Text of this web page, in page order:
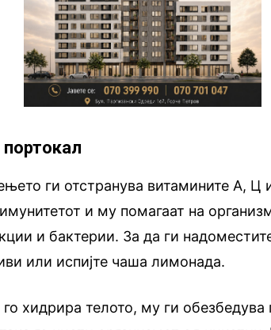
ги отстранува витамините А, Ц
имунитетот и му помагаат на
и бактерии. За да ги
или испијте чаша лимонада.
хидрира телото, му ги обезбедува